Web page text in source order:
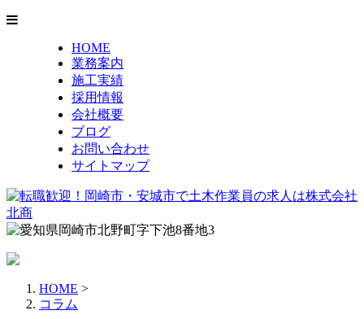
HOME
業務案内
施工実績
採用情報
会社概要
ブログ
お問い合わせ
サイトマップ
HOME >
コラム